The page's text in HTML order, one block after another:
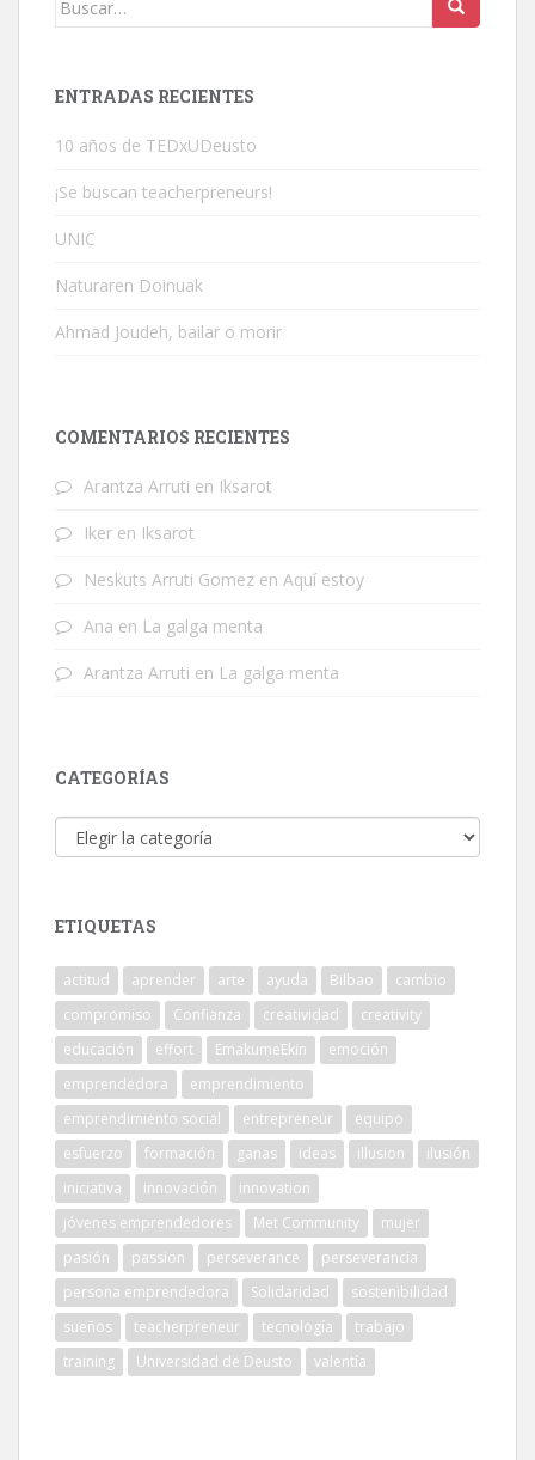
ENTRADAS RECIENTES
10 años de TEDxUDeusto
¡Se buscan teacherpreneurs!
UNIC
Naturaren Doinuak
Ahmad Joudeh, bailar o morir
COMENTARIOS RECIENTES
Arantza Arruti en Iksarot
Iker en Iksarot
Neskuts Arruti Gomez en Aquí estoy
Ana en La galga menta
Arantza Arruti en La galga menta
CATEGORÍAS
Categorías
ETIQUETAS
actitud aprender arte ayuda Bilbao
cambio
compromiso
Confianza creatividad
creativity
educación
effort EmakumeEkin
emoción
emprendedora
emprendimiento
emprendimiento social
entrepreneur
equipo
esfuerzo
formación ganas ideas illusion
ilusión
iniciativa
innovación
innovation
jóvenes emprendedores
Met Community
mujer
pasión
passion perseverance
perseverancia
persona emprendedora
Solidaridad
sostenibilidad
sueños
teacherpreneur tecnología
trabajo
training
Universidad de Deusto valentía